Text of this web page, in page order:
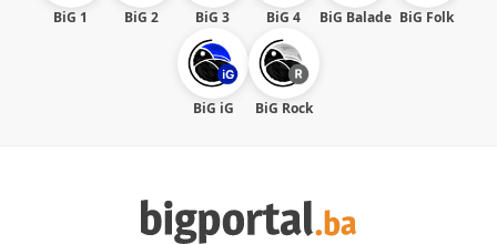
BiG 1 BiG 2 BiG 3 BiG 4 BiG Balade BiG Folk
BiG iG BiG Rock